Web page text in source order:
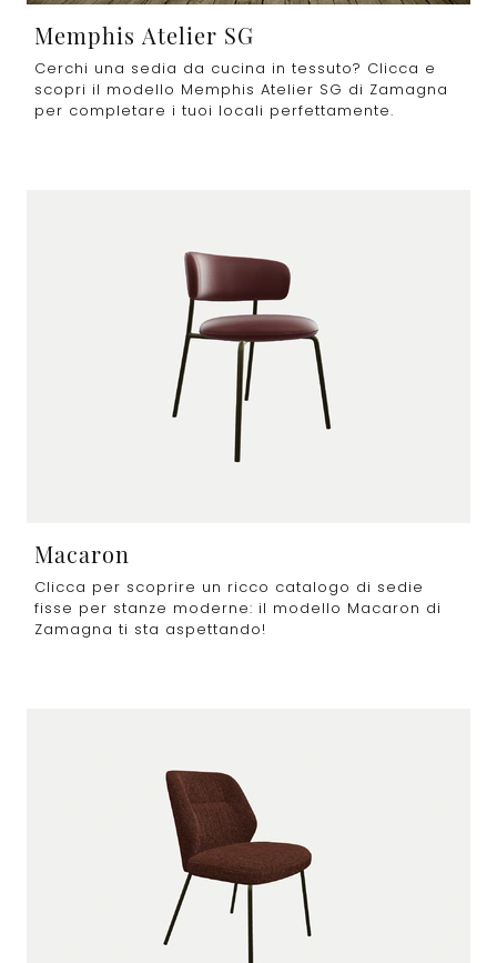
Memphis Atelier SG
Cerchi una sedia da cucina in tessuto? Clicca e
scopri il modello Memphis Atelier SG di Zamagna
per completare i tuoi locali perfettamente.
Macaron
Clicca per scoprire un ricco catalogo di sedie
fisse per stanze moderne: il modello Macaron di
Zamagna ti sta aspettando!